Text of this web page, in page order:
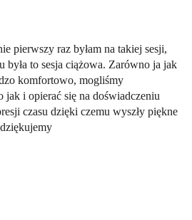
pierwszy raz byłam na takiej sesji,
była to sesja ciążowa. Zarówno ja jak
komfortowo, mogliśmy
jak i opierać się na doświadczeniu
czasu dzięki czemu wyszły piękne